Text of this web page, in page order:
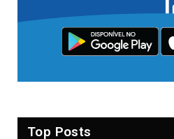
Top Posts